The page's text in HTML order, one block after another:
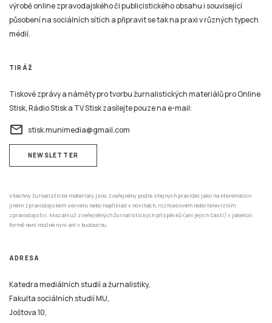
výrobě online zpravodajského či publicistického obsahu i související
působení na sociálních sítích a připravit se tak na praxi v různých typech
médií.
TIRÁŽ
Tiskové zprávy a náměty pro tvorbu žurnalistických materiálů pro Online
Stisk, Rádio Stisk a TV Stisk zasílejte pouze na e-mail:
email stisk.munimedia@gmail.com
NEWSLETTER
Všechny žurnalistické materiály jsou zveřejněny podle stejných pravidel jako na kterémkoliv
jiném zpravodajském serveru nebo například v novinách, rozhlasovém nebo televizním
zpravodajství. Mazání už zveřejněných žurnalistických příspěvků (ani jejich částí) v jakékoli
formě není možné nyní ani v budoucnu.
ADRESA
Katedra mediálních studií a žurnalistiky,
Fakulta sociálních studií MU,
Joštova 10,